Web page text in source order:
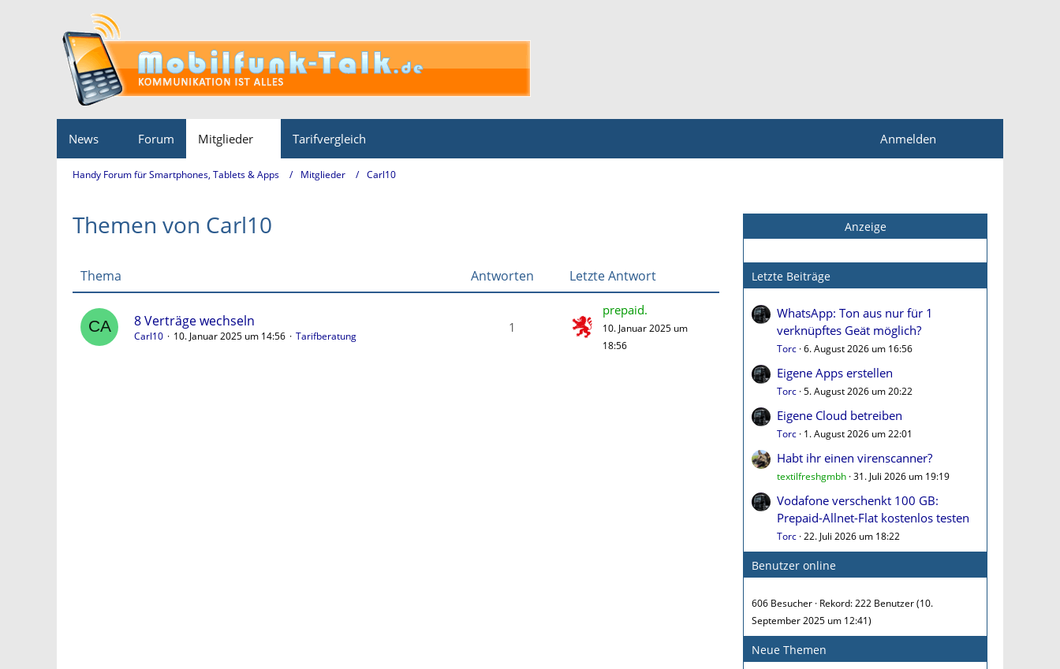
News Forum Mitglieder Tarifvergleich Anmelden
Handy Forum für Smartphones, Tablets & Apps Mitglieder Carl10
Themen von Carl10
Thema Antworten Letzte Antwort
8 Verträge wechseln
Carl10 10. Januar 2025 um 14:56 Tarifberatung
1
prepaid.
10. Januar 2025 um
18:56
Anzeige
Letzte Beiträge
WhatsApp: Ton aus nur für 1
verknüpftes Geät möglich?
Torc 6. August 2026 um 16:56
Eigene Apps erstellen
Torc 5. August 2026 um 20:22
Eigene Cloud betreiben
Torc 1. August 2026 um 22:01
Habt ihr einen virenscanner?
textilfreshgmbh 31. Juli 2026 um 19:19
Vodafone verschenkt 100 GB:
Prepaid-Allnet-Flat kostenlos testen
Torc 22. Juli 2026 um 18:22
Benutzer online
606 Besucher Rekord: 222 Benutzer (10.
September 2025 um 12:41)
Neue Themen